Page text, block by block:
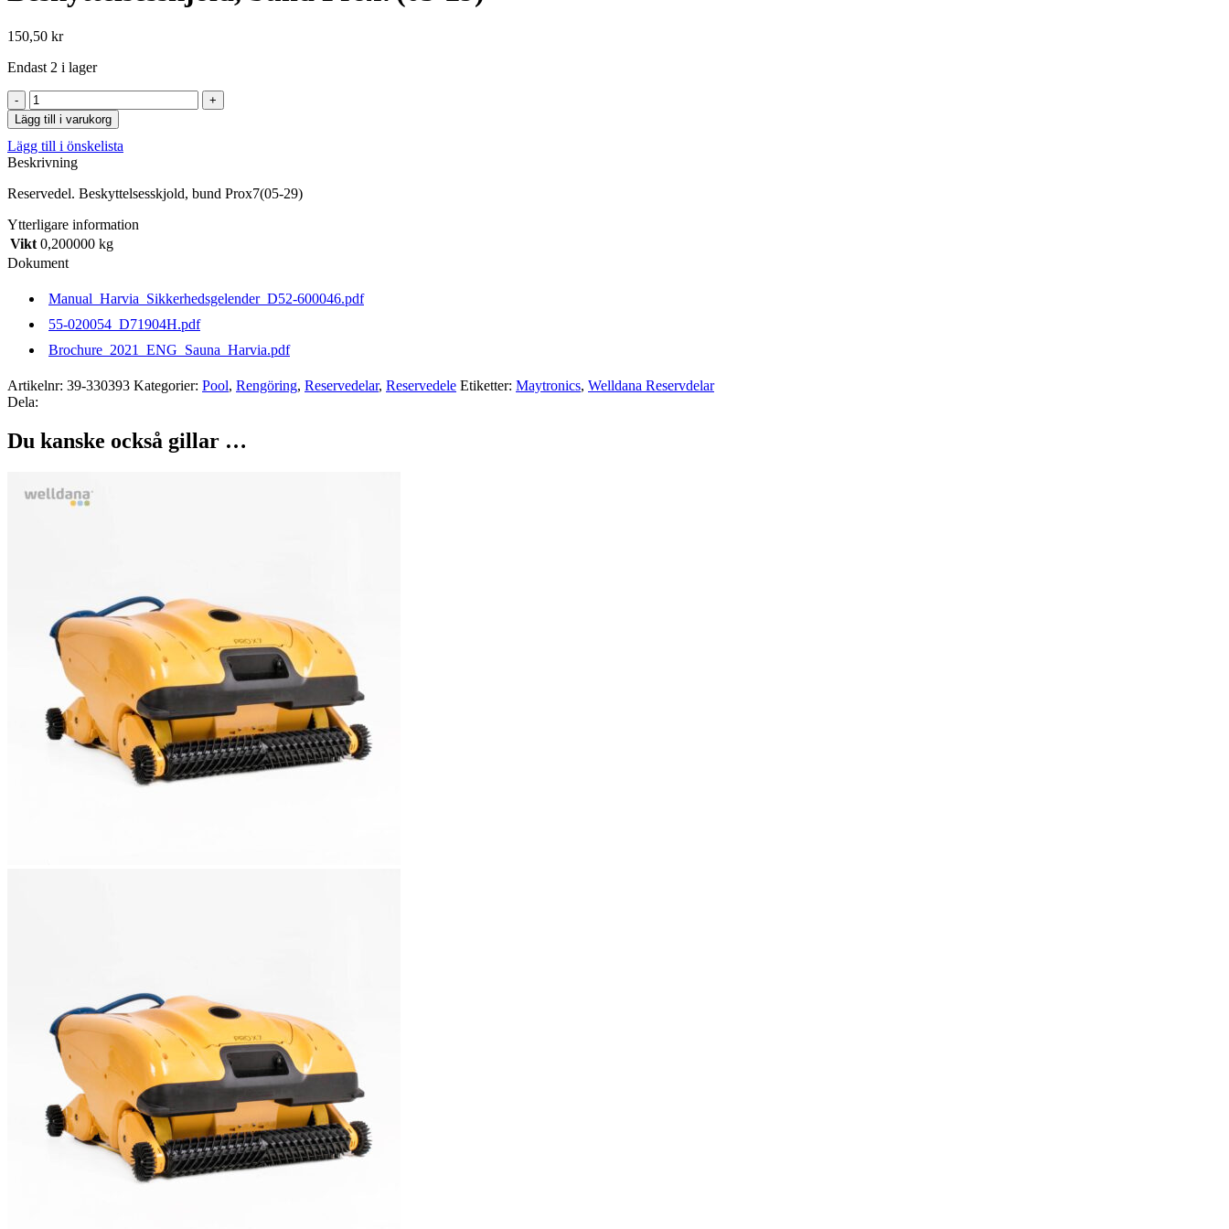
150,50 kr
Endast 2 i lager
Beskyttelsesskjold,
bund
Prox7(05-
29)
mängd
Lägg till i varukorg
Lägg till i önskelista
Beskrivning
Reservedel. Beskyttelsesskjold, bund Prox7(05-29)
Ytterligare information
Vikt 0,200000 kg
Dokument
Manual_Harvia_Sikkerhedsgelender_D52-600046.pdf
55-020054_D71904H.pdf
Brochure_2021_ENG_Sauna_Harvia.pdf
Artikelnr: 39-330393 Kategorier: Pool, Rengöring, Reservedelar, Reservedele Etiketter: Maytronics, Welldana Reservdelar
Dela:
Du kanske också gillar …